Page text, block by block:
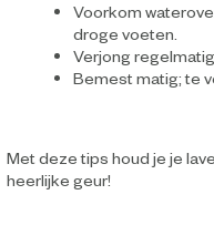
Voorkom
droge voeten.
Verjong
Bemest matig; te
Met deze tips houd je je
heerlijke geur!